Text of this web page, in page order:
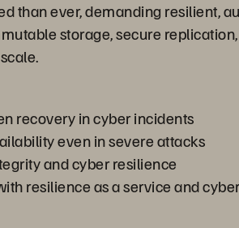
than ever, demanding resilient,
storage, secure
recovery in cyber incidents
even in severe attacks
and cyber resilience
resilience as a service and